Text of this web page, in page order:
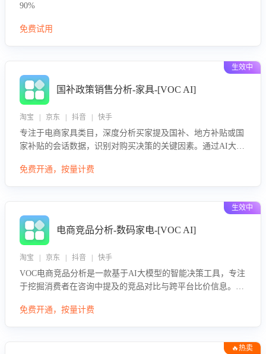
90%
免费试用
生效中
国补政策销售分析-家具-[VOC AI]
淘宝 | 京东 | 抖音 | 快手
专注于电商家具类目，深度分析买家提及国补、地方补贴或国
家补贴的会话数据，识别对购买决策的关键因素。通过AI大模
略，助力商家利用国补政策提升GMV。
免费开通，按量计费
生效中
电商竞品分析-数码家电-[VOC AI]
淘宝 | 京东 | 抖音 | 快手
VOC电商竞品分析是一款基于AI大模型的智能决策工具，专注
于挖掘消费者在咨询中提及的竞品对比与跨平台比价信息。该
息，进行多维度交叉对比，并分析消费者的比价行为。通过提
免费开通，按量计费
🔥热卖